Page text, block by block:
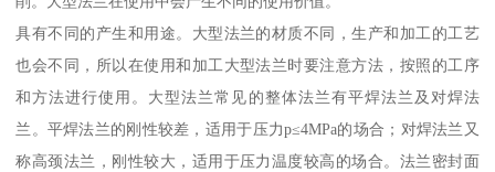
具有不同的产生和用途。大型法兰的材质不同，生产和加工的工艺
也会不同，所以在使用和加工大型法兰时要注意方法，按照的工序
和方法进行使用。大型法兰常见的整体法兰有平焊法兰及对焊法
兰。平焊法兰的刚性较差，适用于压力p≤4MPa的场合；对焊法兰又
称高颈法兰，刚性较大，适用于压力温度较高的场合。法兰密封面